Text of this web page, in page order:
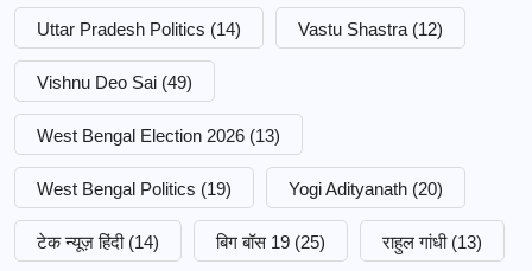
Uttar Pradesh Politics (14) Vastu Shastra (12)
Vishnu Deo Sai (49)
West Bengal Election 2026 (13)
West Bengal Politics (19) Yogi Adityanath (20)
टेक न्यूज़ हिंदी (14) बिग बॉस 19 (25) राहुल गांधी (13)